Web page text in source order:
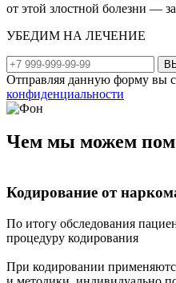
от этой злостной болезни —
УБЕДИМ НА ЛЕЧЕНИЕ
Отправляя данную форму вы
конфиденциальности
Чем мы можем
Кодирование от
По итогу обследования
процедуру кодирования
При кодировании